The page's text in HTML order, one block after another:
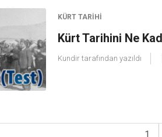
KÜRT TARIHI
Kürt Tarihini Ne
Kundir tarafından yazıldı
1